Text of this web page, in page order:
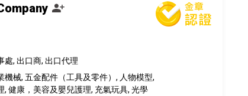
處, 出口商, 出口代理
機械, 五金配件（工具及零件）, 人物模型,
, 健康，美容及嬰兒護理, 充氣玩具, 光學